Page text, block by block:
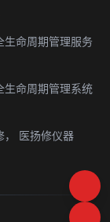
生命周期管理服务
生命周期管理系统
医扬修仪器